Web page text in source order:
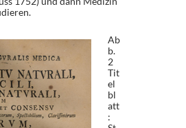
Ab
b.
2
Tit
el
bl
att
: